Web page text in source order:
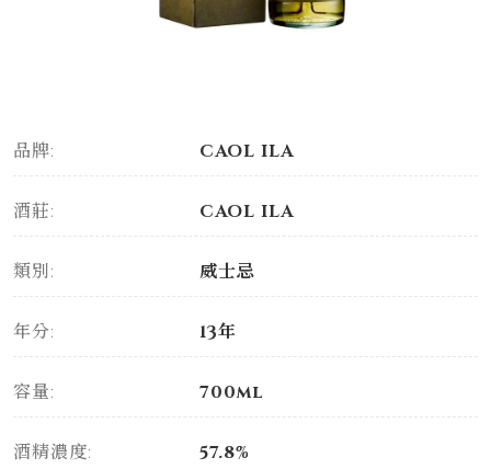
品牌: CAOL ILA
酒莊: CAOL ILA
類別: 威士忌
年分: 13年
容量: 700ml
酒精濃度: 57.8%